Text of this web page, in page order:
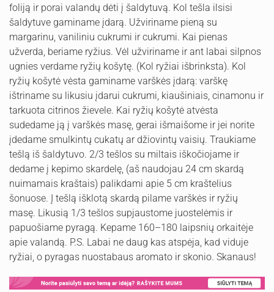
foliją ir porai valandų dėti į šaldytuvą. Kol tešla ilsisi
šaldytuve gaminame įdarą. Užviriname pieną su
margarinu, vaniliniu cukrumi ir cukrumi. Kai pienas
užverda, beriame ryžius. Vėl užviriname ir ant labai silpnos
ugnies verdame ryžių košytę. (Kol ryžiai išbrinksta). Kol
ryžių košytė vėsta gaminame varškės įdarą: varškę
ištriname su likusiu įdarui cukrumi, kiaušiniais, cinamonu ir
tarkuota citrinos žievele. Kai ryžių košytė atvėsta
sudedame ją į varškės masę, gerai išmaišome ir jei norite
įdedame smulkintų cukatų ar džiovintų vaisių. Traukiame
tešlą iš šaldytuvo. 2/3 tešlos su miltais iškočiojame ir
dedame į kepimo skardelę, (aš naudojau 24 cm skardą
nuimamais kraštais) palikdami apie 5 cm kraštelius
šonuose. Į tešlą išklotą skardą pilame varškės ir ryžių
masę. Likusią 1/3 tešlos supjaustome juostelėmis ir
papuošiame pyragą. Kepame 160–180 laipsnių orkaitėje
apie valandą. P.S. Labai ne daug kas atspėja, kad viduje
ryžiai, o pyragas nuostabaus aromato ir skonio. Skanaus!